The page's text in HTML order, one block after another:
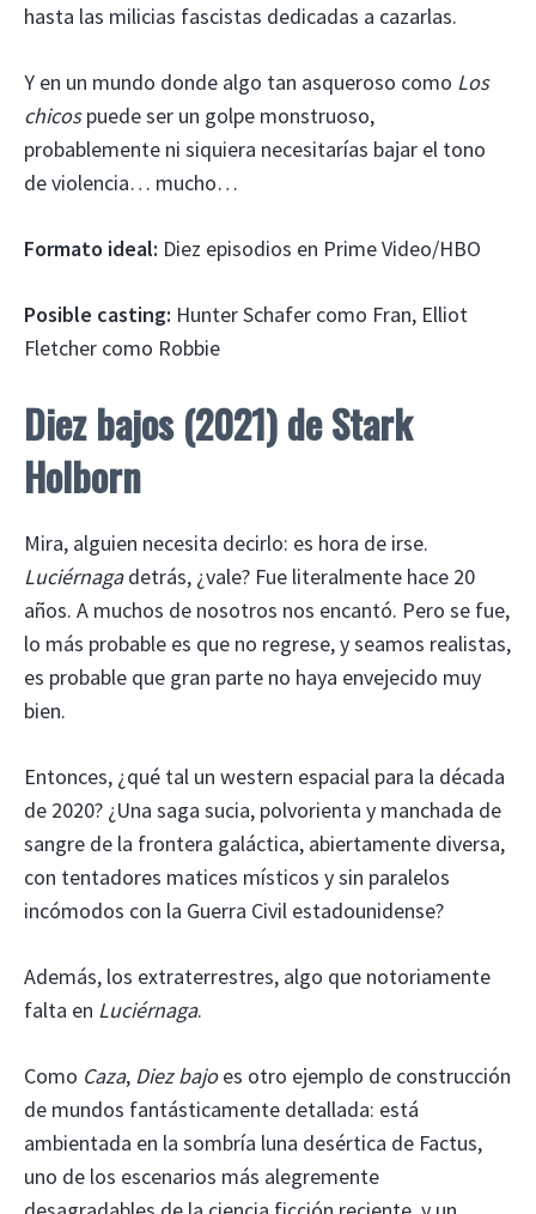
hasta las milicias fascistas dedicadas a cazarlas.
Y en un mundo donde algo tan asqueroso como Los
chicos puede ser un golpe monstruoso,
probablemente ni siquiera necesitarías bajar el tono
de violencia… mucho…
Formato ideal: Diez episodios en Prime Video/HBO
Posible casting: Hunter Schafer como Fran, Elliot
Fletcher como Robbie
Diez bajos (2021) de Stark
Holborn
Mira, alguien necesita decirlo: es hora de irse.
Luciérnagadetrás, ¿vale? Fue literalmente hace 20
años. A muchos de nosotros nos encantó. Pero se fue,
lo más probable es que no regrese, y seamos realistas,
es probable que gran parte no haya envejecido muy
bien.
Entonces, ¿qué tal un western espacial para la década
de 2020? ¿Una saga sucia, polvorienta y manchada de
sangre de la frontera galáctica, abiertamente diversa,
con tentadores matices místicos y sin paralelos
incómodos con la Guerra Civil estadounidense?
Además, los extraterrestres, algo que notoriamente
falta en Luciérnaga.
Como Caza, Diez bajoes otro ejemplo de construcción
de mundos fantásticamente detallada: está
ambientada en la sombría luna desértica de Factus,
uno de los escenarios más alegremente